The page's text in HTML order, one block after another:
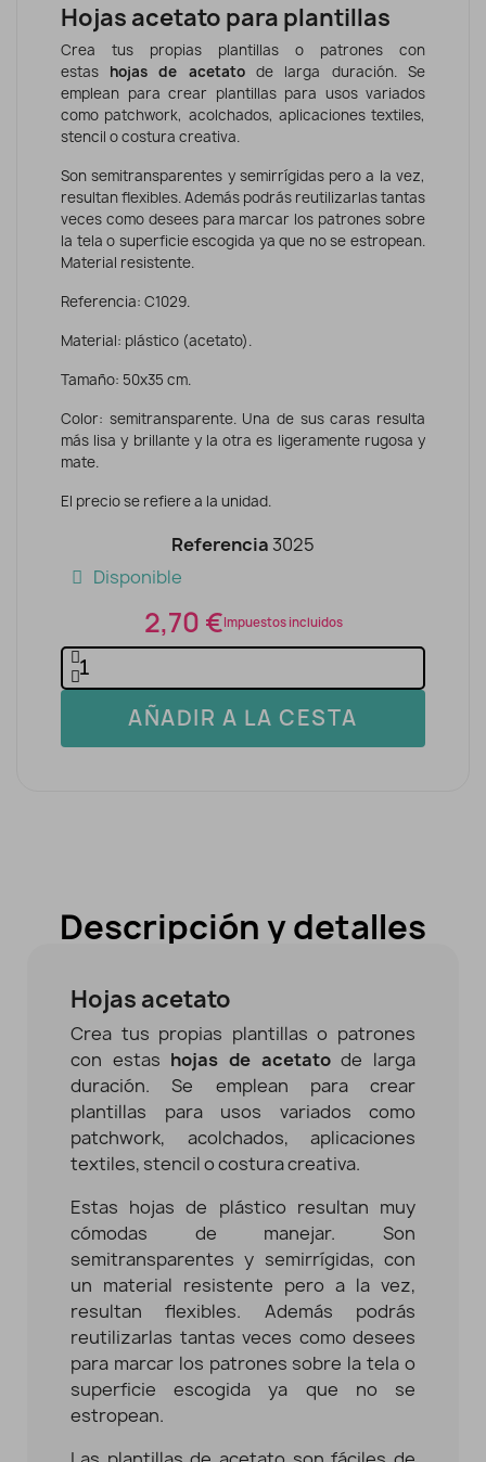
Hojas acetato para plantillas
Crea tus propias plantillas o patrones con
estas hojas de acetato de larga duración. Se
emplean para crear plantillas para usos variados
como patchwork, acolchados, aplicaciones textiles,
stencil o costura creativa.
Son semitransparentes y semirrígidas pero a la vez,
resultan flexibles. Además podrás reutilizarlas tantas
veces como desees para marcar los patrones sobre
la tela o superficie escogida ya que no se estropean.
Material resistente.
Referencia: C1029.
Material: plástico (acetato).
Tamaño: 50x35 cm.
Color: semitransparente. Una de sus caras resulta
más lisa y brillante y la otra es ligeramente rugosa y
mate.
El precio se refiere a la unidad.
Referencia 3025
Disponible
2,70 €Impuestos incluidos
AÑADIR A LA CESTA
Descripción y detalles
Hojas acetato
Crea tus propias plantillas o patrones
con estas hojas de acetatode larga
duración. Se emplean para crear
plantillas para usos variados como
patchwork, acolchados, aplicaciones
textiles, stencil o costura creativa.
Estas hojas de plástico resultan muy
cómodas de manejar. Son
semitransparentes y semirrígidas, con
un material resistente pero a la vez,
resultan flexibles. Además podrás
reutilizarlas tantas veces como desees
para marcar los patrones sobre la tela o
superficie escogida ya que no se
estropean.